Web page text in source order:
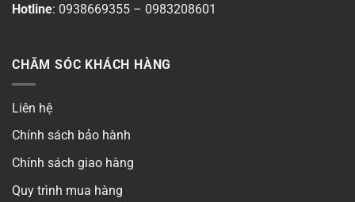
Hotline: 0938669355 – 0983208601
CHĂM SÓC KHÁCH HÀNG
Liên hệ
Chính sách bảo hành
Chính sách giao hàng
Quy trình mua hàng